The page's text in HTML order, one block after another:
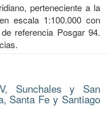
perteneciente a la
escala 1:100.000 con
referencia Posgar 94.
Sunchales y San
Santa Fe y Santiago